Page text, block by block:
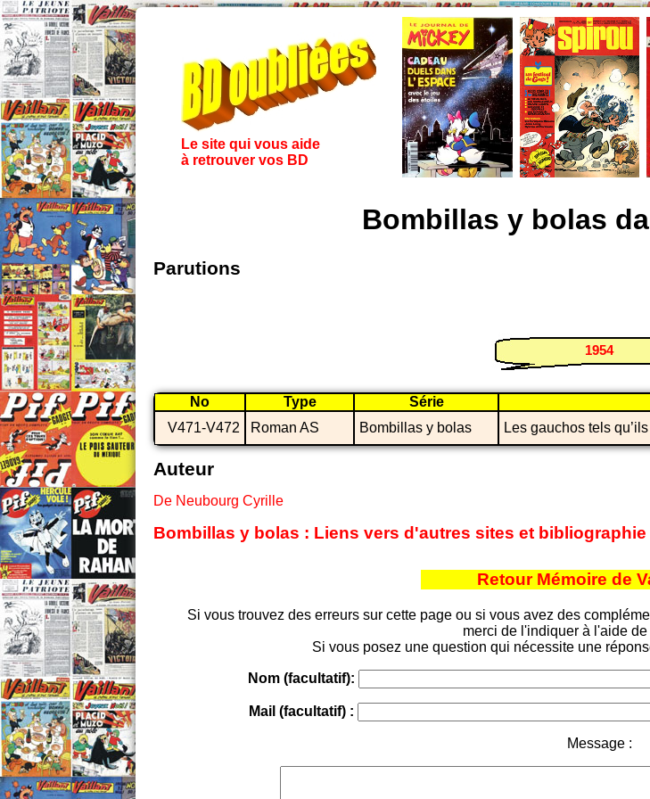
Le site qui vous aide
à retrouver vos BD
Bombillas y bolas
Parutions
1954
No Type Série
V471-V472
Roman AS Bombillas y bolas Les gauchos tels
Auteur
De Neubourg Cyrille
Bombillas y bolas : Liens vers d'autres sites et
Retour Mémoire de
Si vous trouvez des erreurs sur cette page ou si vous avez des
merci de l'indiquer à l'aide
Si vous posez une question qui nécessite une
Nom (facultatif):
Mail (facultatif) :
Message :